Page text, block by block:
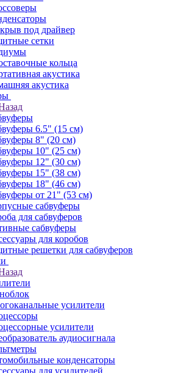
под драйвер
сетки
кольца
акустика
акустика
6.5" (15 см)
8" (20 см)
10" (25 см)
12" (30 см)
15" (38 см)
18" (46 см)
от 21" (53 см)
сабвуферы
для сабвуферов
сабвуферы
для коробов
решетки для сабвуферов
усилители
усилители
аудиосигнала
конденсаторы
для усилителей